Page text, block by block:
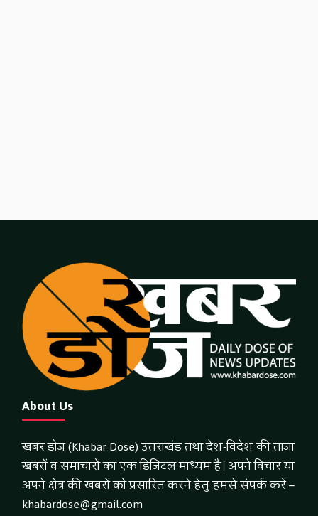
About Us
खबर डोज (Khabar Dose) उत्तराखंड तथा देश-विदेश की ताजा
खबरों व समाचारों का एक डिजिटल माध्यम है। अपने विचार या
अपने क्षेत्र की खबरों को प्रसारित करने हेतु हमसे संपर्क करें –
khabardose@gmail.com